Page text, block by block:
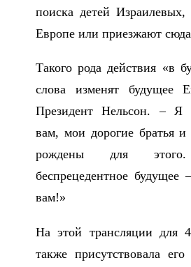
поиска детей
Европе или приезжают
Такого рода действия «в
слова изменят будущее
Президент Нельсон. – Я
вам, мои дорогие братья
рождены для
беспрецедентное будущее
вам!»
На этой трансляции для
также присутствовала